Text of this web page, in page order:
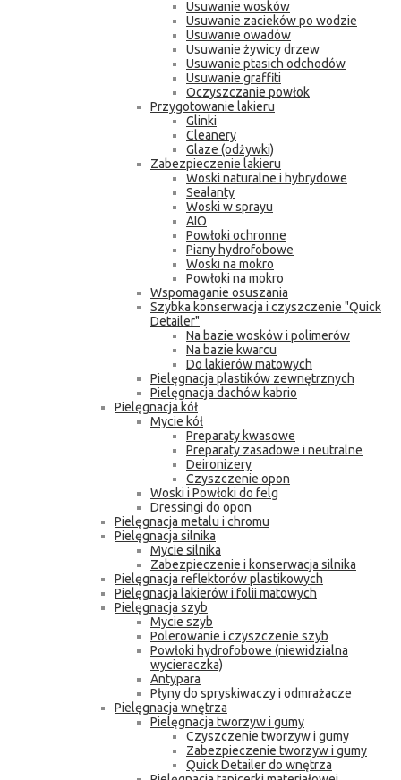
Usuwanie wosków
Usuwanie zacieków po wodzie
Usuwanie owadów
Usuwanie żywicy drzew
Usuwanie ptasich odchodów
Usuwanie graffiti
Oczyszczanie powłok
Przygotowanie lakieru
Glinki
Cleanery
Glaze (odżywki)
Zabezpieczenie lakieru
Woski naturalne i hybrydowe
Sealanty
Woski w sprayu
AIO
Powłoki ochronne
Piany hydrofobowe
Woski na mokro
Powłoki na mokro
Wspomaganie osuszania
Szybka konserwacja i czyszczenie "Quick
Detailer"
Na bazie wosków i polimerów
Na bazie kwarcu
Do lakierów matowych
Pielęgnacja plastików zewnętrznych
Pielęgnacja dachów kabrio
Pielęgnacja kół
Mycie kół
Preparaty kwasowe
Preparaty zasadowe i neutralne
Deironizery
Czyszczenie opon
Woski i Powłoki do felg
Dressingi do opon
Pielęgnacja metalu i chromu
Pielęgnacja silnika
Mycie silnika
Zabezpieczenie i konserwacja silnika
Pielęgnacja reflektorów plastikowych
Pielęgnacja lakierów i folii matowych
Pielęgnacja szyb
Mycie szyb
Polerowanie i czyszczenie szyb
Powłoki hydrofobowe (niewidzialna
wycieraczka)
Antypara
Płyny do spryskiwaczy i odmrażacze
Pielęgnacja wnętrza
Pielęgnacja tworzyw i gumy
Czyszczenie tworzyw i gumy
Zabezpieczenie tworzyw i gumy
Quick Detailer do wnętrza